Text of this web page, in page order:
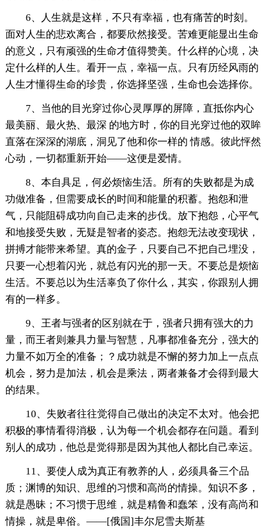
6、人生就是这样，不只有幸福，也有痛苦的时刻。
面对人生的悲欢离合，都要欣然接受。苦难更能显出生命
的意义，只有顽强的生命才值得赞美。什么样的心境，决
定什么样的人生。看开一点，幸福一点。只有历经风雨的
人生才懂得生命的珍贵，你选择坚强，生命也会选择你。
7、当他的目光穿过你心灵厚厚的屏障，直抵你内心
最美丽、最火热、最深 的地方时，你的目光穿过他的双眸
直落在深深的湖底，洞见了他和你一样的 情感。彼此怦然
心动，一切都重新开始——这便是爱情。
8、本自具足，何必烦恼生活。所有的失败都是为成
功做准备，但需要成长的时间和能量的积蓄。抱怨和泄
气，只能阻碍成功向自己走来的步伐。放下抱怨，心平气
和地接受失败，无疑是智者的姿态。抱怨无法改变现状，
拼搏才能带来希望。真的金子，只要自己不把自己埋没，
只要一心想着闪光，就总有闪光的那一天。不要总是烦恼
生活。不要总以为生活辜负了你什么，其实，你跟别人拥
有的一样多。
9、王者与强者的区别就在于，强者只拥有强大的力
量，而王者则兼具力量与智慧，凡事都准备充分，强大的
力量不如万全的准备；？成功就是不懈的努力加上一点点
机会，努力是加法，机会是乘法，两者兼备才会得到最大
的结果。
10、失败者往往觉得自己做出的决定不太对。他会把
积极的事情看得消极，认为每一个机会都存在问题。看到
别人的成功，他总是觉得那是因为其他人都比自己幸运。
11、要使人成为真正有教养的人，必须具备三个品
质；渊博的知识、思维的习惯和高尚的情操。知识不多，
就是愚昧；不习惯于思维，就是精鲁和蠢笨，没有高尚和
情操，就是卑俗。——[俄国]丰尔尼雪夫斯基